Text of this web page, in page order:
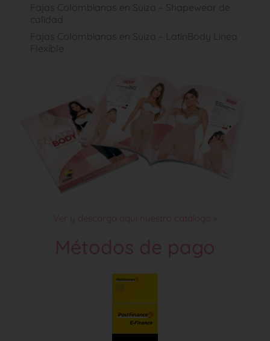
Fajas Colombianas en Suiza – Shapewear de
calidad
Fajas Colombianas en Suiza – LatinBody Linea
Flexible
Ver y descarga aquí nuestro catálogo »
Métodos de pago